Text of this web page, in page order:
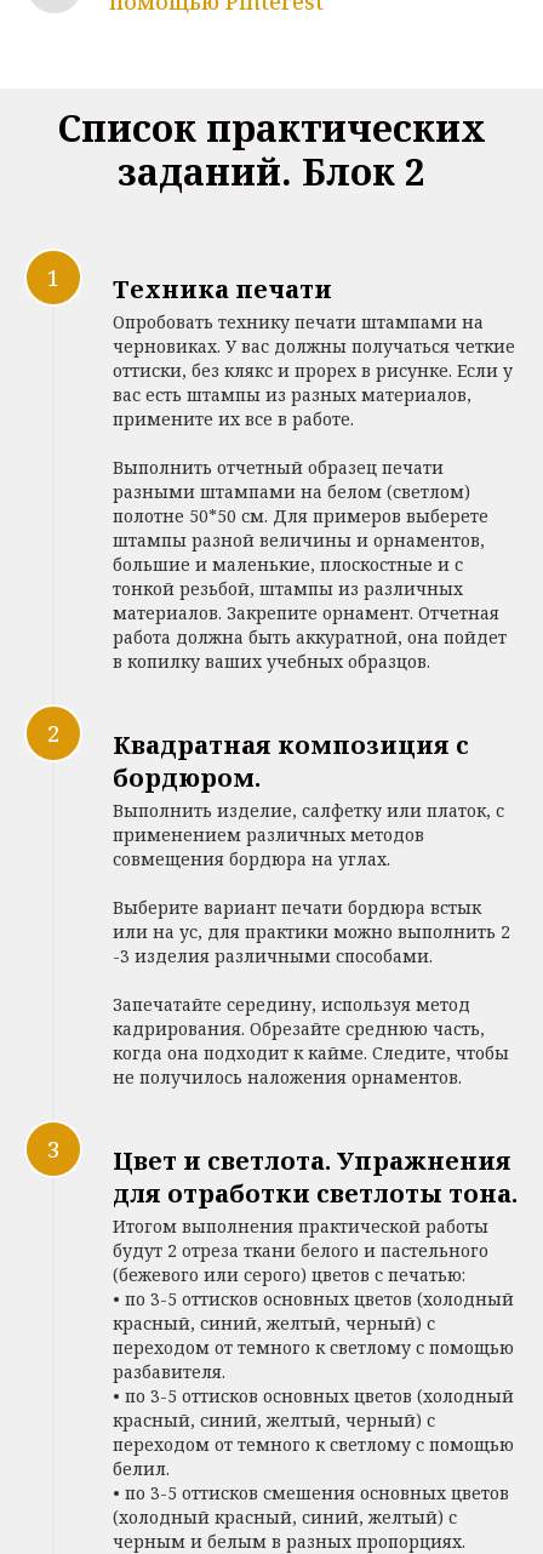
Список практических
заданий. Блок 2
Техника печати
Опробовать технику печати штампами на
черновиках. У вас должны получаться четкие
оттиски, без клякс и прорех в рисунке. Если у
вас есть штампы из разных материалов,
примените их все в работе.
Выполнить отчетный образец печати
разными штампами на белом (светлом)
полотне 50*50 см. Для примеров выберете
штампы разной величины и орнаментов,
большие и маленькие, плоскостные и с
тонкой резьбой, штампы из различных
материалов. Закрепите орнамент. Отчетная
работа должна быть аккуратной, она пойдет
в копилку ваших учебных образцов.
Квадратная композиция с
бордюром.
Выполнить изделие, салфетку или платок, с
применением различных методов
совмещения бордюра на углах.
Выберите вариант печати бордюра встык
или на ус, для практики можно выполнить 2
-3 изделия различными способами.
Запечатайте середину, используя метод
кадрирования. Обрезайте среднюю часть,
когда она подходит к кайме. Следите, чтобы
не получилось наложения орнаментов.
Цвет и светлота. Упражнения
для отработки светлоты тона.
Итогом выполнения практической работы
будут 2 отреза ткани белого и пастельного
(бежевого или серого) цветов с печатью:
• по 3-5 оттисков основных цветов (холодный
красный, синий, желтый, черный) с
переходом от темного к светлому с помощью
разбавителя.
• по 3-5 оттисков основных цветов (холодный
красный, синий, желтый, черный) с
переходом от темного к светлому с помощью
белил.
• по 3-5 оттисков смешения основных цветов
(холодный красный, синий, желтый) с
черным и белым в разных пропорциях.